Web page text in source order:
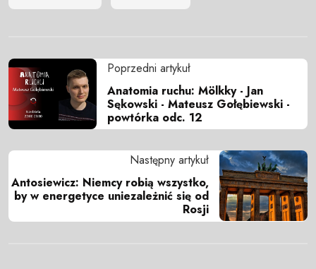
Poprzedni artykuł
Anatomia ruchu: Mölkky - Jan
Sękowski - Mateusz Gołębiewski -
powtórka odc. 12
Następny artykuł
Antosiewicz: Niemcy robią wszystko,
by w energetyce uniezależnić się od
Rosji